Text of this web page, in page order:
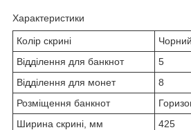
Характеристики
Колір скрині
Чорний
Відділення для банкнот
5
Відділення для монет
8
Розміщення банкнот
Ширина скрині, мм
425